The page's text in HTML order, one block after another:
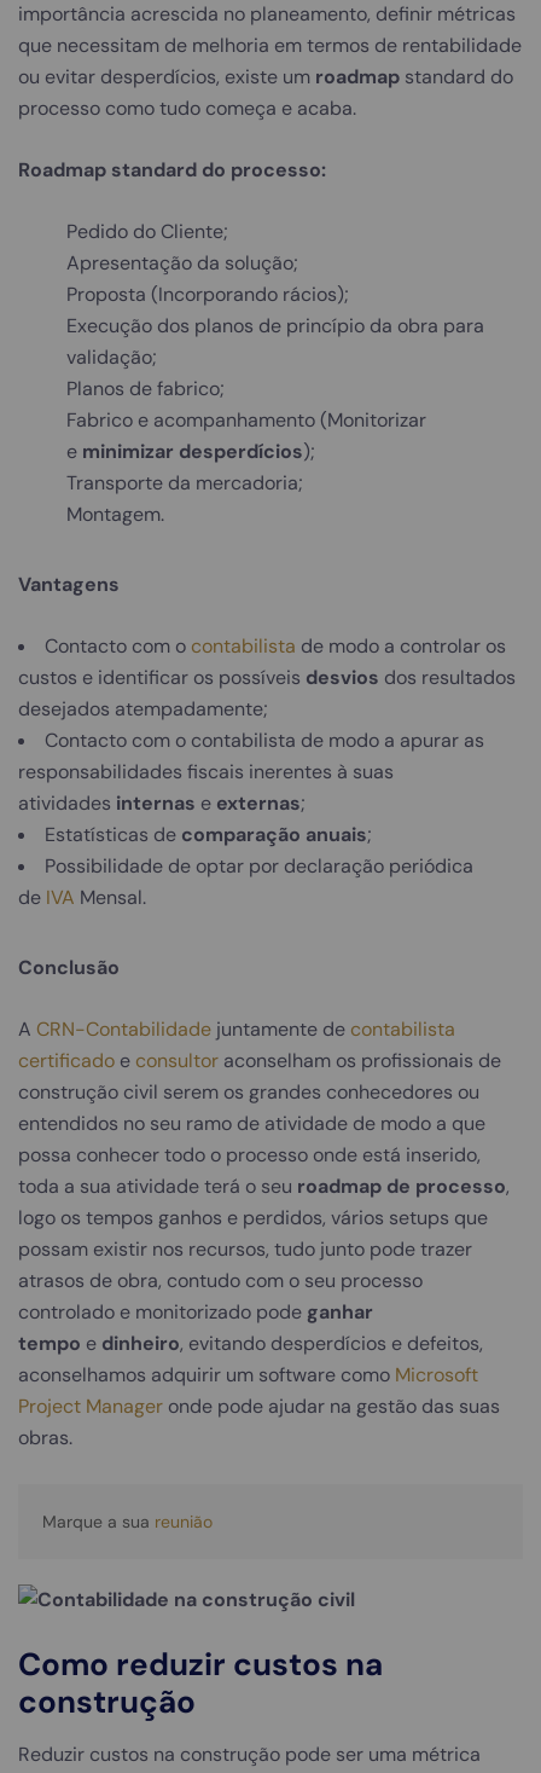
importância acrescida no planeamento, definir métricas
que necessitam de melhoria em termos de rentabilidade
ou evitar desperdícios, existe um roadmap standard do
processo como tudo começa e acaba.
Roadmap standard do processo:
Pedido do Cliente;
Apresentação da solução;
Proposta (Incorporando rácios);
Execução dos planos de princípio da obra para
validação;
Planos de fabrico;
Fabrico e acompanhamento (Monitorizar
e minimizar desperdícios);
Transporte da mercadoria;
Montagem.
Vantagens
Contacto com o contabilista de modo a controlar os
custos e identificar os possíveis desvios dos resultados
desejados atempadamente;
Contacto com o contabilista de modo a apurar as
responsabilidades fiscais inerentes à suas
atividades internas e externas;
Estatísticas de comparação anuais;
Possibilidade de optar por declaração periódica
de IVA Mensal.
Conclusão
A CRN-Contabilidade juntamente de contabilista
certificado e consultor aconselham os profissionais de
construção civil serem os grandes conhecedores ou
entendidos no seu ramo de atividade de modo a que
possa conhecer todo o processo onde está inserido,
toda a sua atividade terá o seu roadmap de processo,
logo os tempos ganhos e perdidos, vários setups que
possam existir nos recursos, tudo junto pode trazer
atrasos de obra, contudo com o seu processo
controlado e monitorizado pode ganhar
tempo e dinheiro, evitando desperdícios e defeitos,
aconselhamos adquirir um software como Microsoft
Project Manager onde pode ajudar na gestão das suas
obras.
Marque a sua reunião
Como reduzir custos na
construção
Reduzir custos na construção pode ser uma métrica